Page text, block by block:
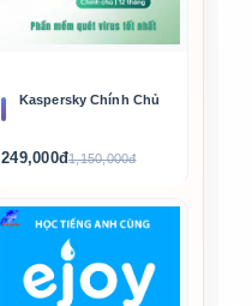
Kaspersky Chính Chủ
249,000đ1,150,000đ